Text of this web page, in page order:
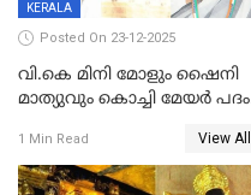
KERALA
Posted On 23-12-2025
വി.കെ മിനി മോളും ഷൈനി
മാത്യുവും കൊച്ചി മേയർ പദം
മേയറാകില്ല
1 Min Read View All